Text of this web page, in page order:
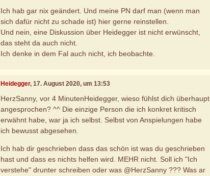
Ich hab gar nix geändert. Und meine PN darf man (wenn man
sich dafür nicht zu schade ist) hier gerne reinstellen.
Und nein, eine Diskussion über Heidegger ist nicht erwünscht,
das steht da auch nicht.
Ich denke in dem Fal auch nicht, ich beobachte.
Heidegger, 17. August 2020, um 13:53
HerzSanny, vor 4 MinutenHeidegger, wieso fühlst dich überhaupt
angesprochen? ^^ Die einzige Person die ich konkret kritisch
erwähnt habe, war ja ich selbst. Selbst von Anspielungen habe
ich bewusst abgesehen.
Ich hab dir geschrieben dass das schön ist was du geschrieben
hast und dass es nichts helfen wird. MEHR nicht. Soll ich "Ich
verstehe" drunter schreiben oder was @HerzSanny ??? Was ar